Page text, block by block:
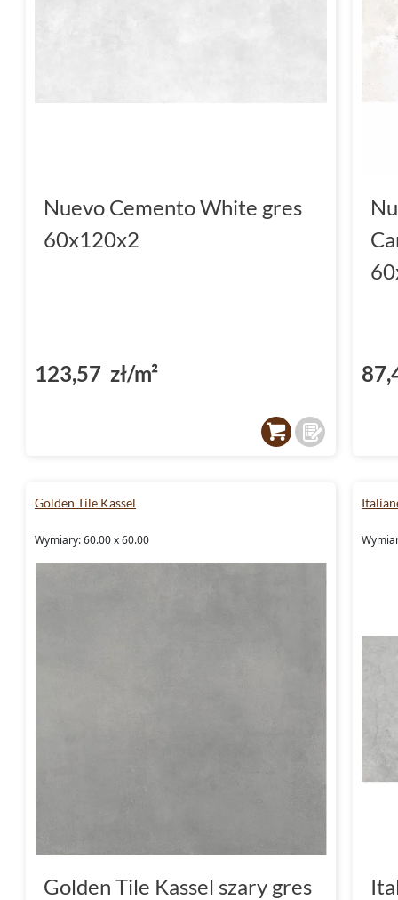
Nuevo Cemento White gres
60x120x2
123,57 zł/m²
Golden Tile Kassel
Wymiary: 60.00 x 60.00
Golden Tile Kassel szary gres